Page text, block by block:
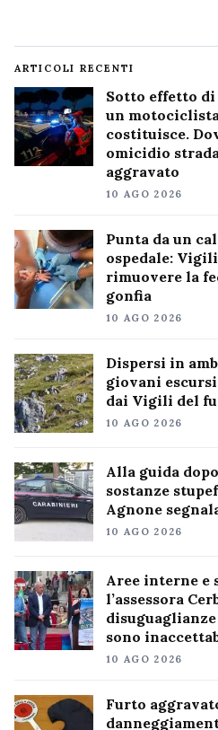
ARTICOLI RECENTI
Sotto effetto
un
costituisce.
omicidio
aggravato
10 AGO 2026
Punta da un
ospedale:
rimuovere la
gonfia
10 AGO 2026
Dispersi in
giovani
dai Vigili del
10 AGO 2026
Alla guida
sostanze
Agnone
10 AGO 2026
Aree interne
l’assessora
sono
10 AGO 2026
Furto